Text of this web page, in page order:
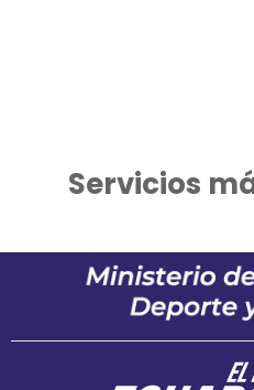
Servicios